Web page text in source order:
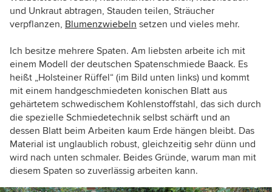
und Unkraut abtragen, Stauden teilen, Sträucher
verpflanzen, Blumenzwiebeln setzen und vieles mehr.
Ich besitze mehrere Spaten. Am liebsten arbeite ich mit
einem Modell der deutschen Spatenschmiede Baack. Es
heißt „Holsteiner Rüffel“ (im Bild unten links) und kommt
mit einem handgeschmiedeten konischen Blatt aus
gehärtetem schwedischem Kohlenstoffstahl, das sich durch
die spezielle Schmiedetechnik selbst schärft und an
dessen Blatt beim Arbeiten kaum Erde hängen bleibt. Das
Material ist unglaublich robust, gleichzeitig sehr dünn und
wird nach unten schmaler. Beides Gründe, warum man mit
diesem Spaten so zuverlässig arbeiten kann.